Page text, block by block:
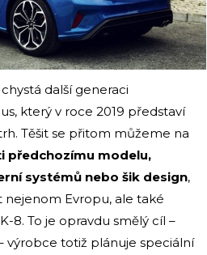
další generaci
který v roce 2019 představí
Těšit se přitom můžeme na
předchozímu modelu,
systémů nebo šik design,
Evropu, ale také
8. To je opravdu smělý cíl –
výrobce totiž plánuje speciální